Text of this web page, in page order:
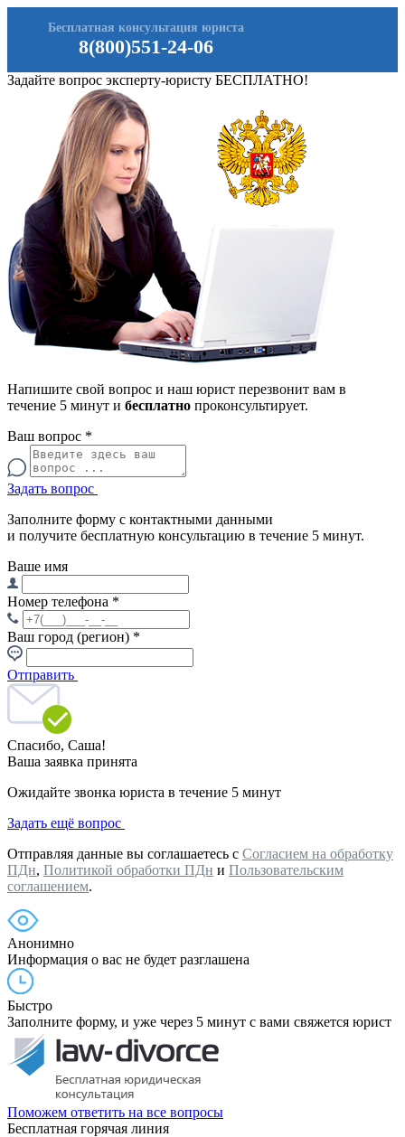
8(800)551-24-06
Бесплатная консультация юриста
Задайте вопрос эксперту-юристу БЕСПЛАТНО!
Напишите свой вопрос и наш юрист перезвонит вам в
течение 5 минут и бесплатно проконсультирует.
Ваш вопрос *
Задать вопрос
Заполните форму с контактными данными
и получите бесплатную консультацию в течение 5 минут.
Ваше имя
Номер телефона *
Ваш город (регион) *
Отправить
Спасибо, Саша!
Ваша заявка принята
Ожидайте звонка юриста в течение 5 минут
Задать ещё вопрос
Отправляя данные вы соглашаетесь с Согласием на обработку
ПДн, Политикой обработки ПДн и Пользовательским
соглашением.
Анонимно
Информация о вас не будет разглашена
Быстро
Заполните форму, и уже через 5 минут с вами свяжется юрист
Поможем ответить на все вопросы
Бесплатная горячая линия